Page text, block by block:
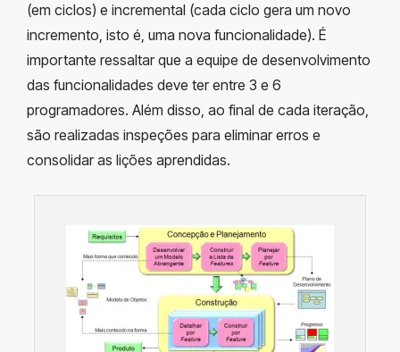
(em ciclos) e incremental (cada ciclo gera um novo
incremento, isto é, uma nova funcionalidade). É
importante ressaltar que a equipe de desenvolvimento
das funcionalidades deve ter entre 3 e 6
programadores. Além disso, ao final de cada iteração,
são realizadas inspeções para eliminar erros e
consolidar as lições aprendidas.